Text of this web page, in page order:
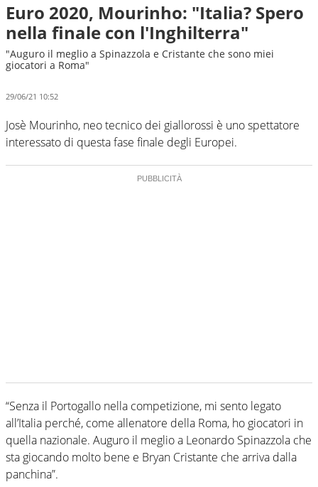
Euro 2020, Mourinho: "Italia? Spero
nella finale con l'Inghilterra"
"Auguro il meglio a Spinazzola e Cristante che sono miei
giocatori a Roma"
29/06/21 10:52
Josè Mourinho, neo tecnico dei giallorossi è uno spettatore
interessato di questa fase finale degli Europei.
“Senza il Portogallo nella competizione, mi sento legato
all’Italia perché, come allenatore della Roma, ho giocatori in
quella nazionale. Auguro il meglio a Leonardo Spinazzola che
sta giocando molto bene e Bryan Cristante che arriva dalla
panchina”.